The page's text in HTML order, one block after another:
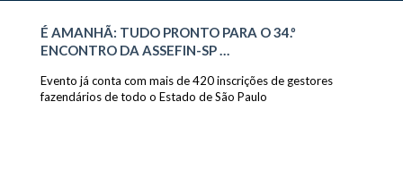
É AMANHÃ: TUDO PRONTO PARA O 34.º
ENCONTRO DA ASSEFIN-SP …
Evento já conta com mais de 420 inscrições de gestores
fazendários de todo o Estado de São Paulo